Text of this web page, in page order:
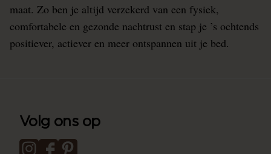
maat. Zo ben je altijd verzekerd van een fysiek,
comfortabele en gezonde nachtrust en stap je ’s ochtends
positiever, actiever en meer ontspannen uit je bed.
Volg ons op